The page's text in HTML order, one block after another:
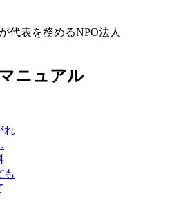
代表を務めるNPO法人
ニュアル
れ
も